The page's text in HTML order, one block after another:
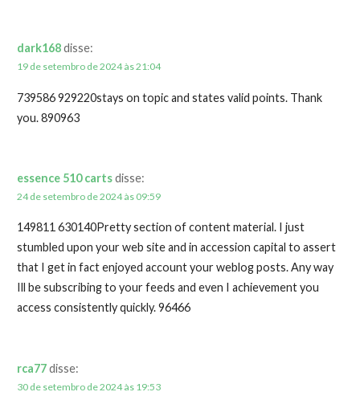
dark168disse:
19 de setembro de 2024 às 21:04
739586 929220stays on topic and states valid points. Thank
you. 890963
essence 510 cartsdisse:
24 de setembro de 2024 às 09:59
149811 630140Pretty section of content material. I just
stumbled upon your web site and in accession capital to assert
that I get in fact enjoyed account your weblog posts. Any way
Ill be subscribing to your feeds and even I achievement you
access consistently quickly. 96466
rca77disse:
30 de setembro de 2024 às 19:53